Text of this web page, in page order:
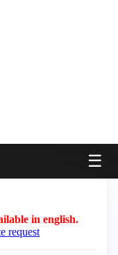
☰
in english.
request